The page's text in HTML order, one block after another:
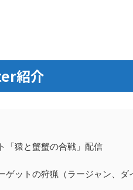
紹介
「猿と蟹蟹の合戦」配信
ゲットの狩猟（ラージャン、ダ